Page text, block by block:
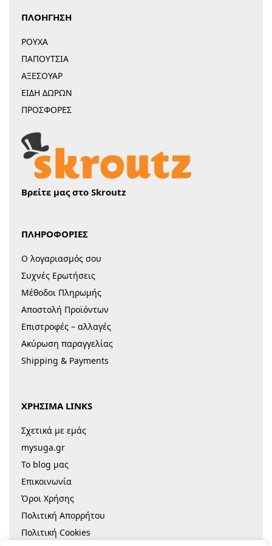
ΠΛΟΗΓΗΣΗ
ΡΟΥΧΑ
ΠΑΠΟΥΤΣΙΑ
ΑΞΕΣΟΥΑΡ
ΕΙΔΗ ΔΩΡΩΝ
ΠΡΟΣΦΟΡΕΣ
Βρείτε μας στο Skroutz
ΠΛΗΡΟΦΟΡΙΕΣ
Ο λογαριασμός σου
Συχνές Ερωτήσεις
Μέθοδοι Πληρωμής
Αποστολή Προϊόντων
Επιστροφές – αλλαγές
Ακύρωση παραγγελίας
Shipping & Payments
ΧΡΗΣΙΜΑ LINKS
Σχετικά με εμάς
mysuga.gr
Το blog μας
Επικοινωνία
Όροι Χρήσης
Πολιτική Απορρήτου
Πολιτική Cookies